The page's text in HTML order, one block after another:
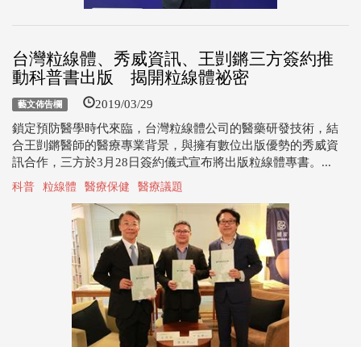
台灣粒線體、秀威資訊、王剴鏘三方簽約推
動科普書出版 揭開粒線體祕密
藝文佈告欄 2019/03/29
鎖定預防醫學時代來臨，台灣粒線體公司的醫藥研發技術，結
合王剴鏘醫師的醫療專業背景，與擁有數位出版優勢的秀威資
訊合作，三方於3月28日簽約儀式宣布將出版粒線體專書。...
科普 粒線體 醫療保健 醫療議題